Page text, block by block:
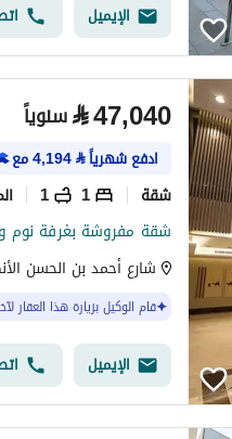
الإيميل
⃁47,040 سنوياً
ادفع شهرياً⃁
4,194مع
شقة 1
1
قام الوكيل بزيارة هذا العقار لآخر مرة
الإيميل